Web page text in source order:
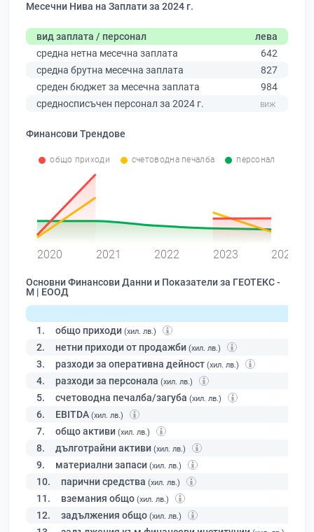
Месечни Нива на Заплати за 2024 г.
вид заплата / персонал
лева
средна нетна месечна заплата
642
средна брутна месечна заплата
827
среден бюджет за месечна заплата
984
средносписъчен персонал за 2024 г.
Финансови Трендове
общо приходи счетоводна печалба персонал
2020 2021 2022 2023 2024
Основни Финансови Данни и Показатели за ГЕОТЕКС -
М | ЕООД
1. общо приходи (хил. лв.)
2. нетни приходи от продажби (хил. лв.)
3. разходи за оперативна дейност (хил. лв.)
4. разходи за персонала (хил. лв.)
5. счетоводна печалба/загуба (хил. лв.)
6. EBITDA (хил. лв.)
7. общо активи (хил. лв.)
8. дълготрайни активи (хил. лв.)
9. материални запаси (хил. лв.)
10. парични средства (хил. лв.)
11. вземания общо (хил. лв.)
12. задължения общо (хил. лв.)